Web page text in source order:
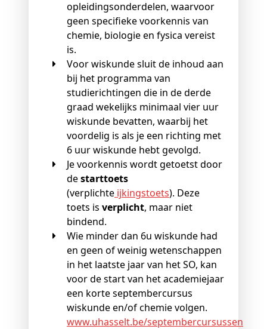
opleidingsonderdelen, waarvoor
geen specifieke voorkennis van
chemie, biologie en fysica vereist
is.
Voor wiskunde sluit de inhoud aan
bij het programma van
studierichtingen die in de derde
graad wekelijks minimaal vier uur
wiskunde bevatten, waarbij het
voordelig is als je een richting met
6 uur wiskunde hebt gevolgd.
Je voorkennis wordt getoetst door
destarttoets
(verplichte ijkingstoets). Deze
toets is verplicht, maar niet
bindend.
Wie minder dan 6u wiskunde had
en geen of weinig wetenschappen
in het laatste jaar van het SO, kan
voor de start van het academiejaar
een korte septembercursus
wiskunde en/of chemie volgen.
www.uhasselt.be/septembercursussen